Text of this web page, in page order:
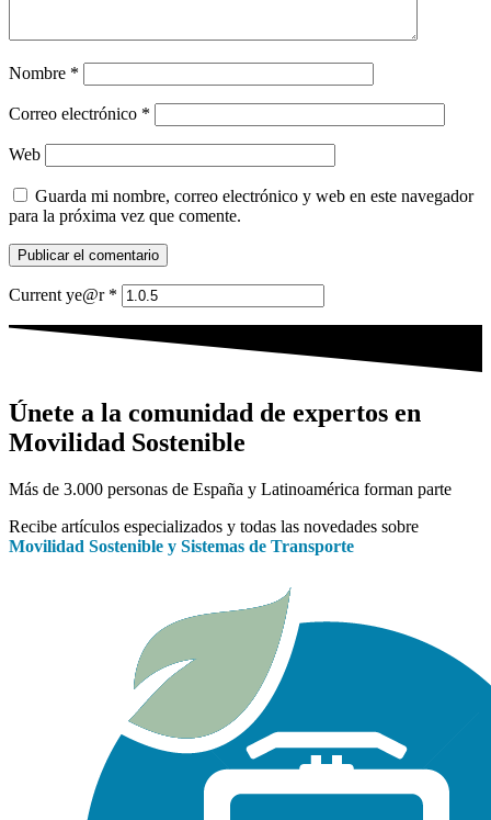
Nombre *
Correo electrónico *
Web
Guarda mi nombre, correo electrónico y web en este navegador
para la próxima vez que comente.
Current ye@r *
Únete a la comunidad de expertos en
Movilidad Sostenible
Más de 3.000 personas de España y Latinoamérica forman parte
Recibe artículos especializados y todas las novedades sobre
Movilidad Sostenible y Sistemas de Transporte